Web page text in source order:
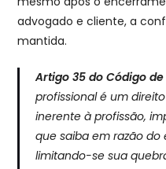
advogado e cliente, a
mantida.
Artigo 35 do Código de
profissional é um
inerente à profissão,
que saiba em razão do
limitando-se sua